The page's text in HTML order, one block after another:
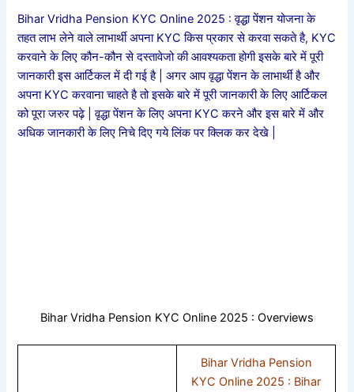
Bihar Vridha Pension KYC Online 2025 : वृद्धा पेंशन योजना के
तहत लाभ लेने वाले लाभार्थी अपना KYC किस प्रकार से करवा सकते है, KYC
करवाने के लिए कौन-कौन से दस्तावेजो की आवश्यकता होगी इसके बारे में पूरी
जानकारी इस आर्टिकल में दी गई है | अगर आप वृद्धा पेंशन के लाभार्थी है और
अपना KYC करवाना चाहते है तो इसके बारे में पूरी जानकारी के लिए आर्टिकल
को पूरा जरुर पढ़े | वृद्धा पेंशन के लिए अपना KYC करने और इस बारे में और
अधिक जानकारी के लिए निचे दिए गये लिंक पर क्लिक कर देखे |
Bihar Vridha Pension KYC Online 2025 : Overviews
Bihar Vridha Pension
KYC Online 2025 : Bihar